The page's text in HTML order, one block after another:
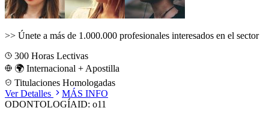
>> Únete a más de 1.000.000 profesionales interesados en el sector
300 Horas Lectivas
🌍 Internacional + Apostilla
Titulaciones Homologadas
Ver Detalles
MÁS INFO
ODONTOLOGÍAID: o11